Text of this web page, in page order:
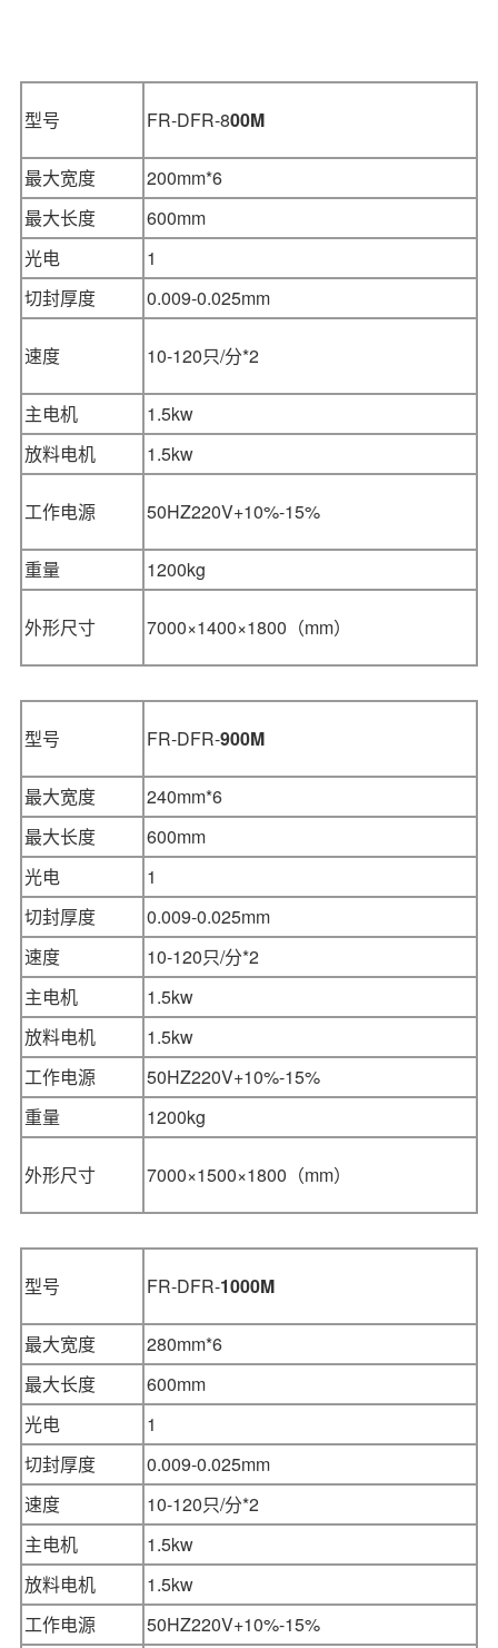
型号 FR-DFR-800M
最大宽度
200mm*6
最大长度
600mm
光电
1
切封厚度
0.009-0.025mm
速度 10-120只/分*2
主电机
1.5kw
放料电机
1.5kw
工作电源 50HZ220V+10%-15%
重量 1200kg
外形尺寸 7000×1400×1800 （mm）
型号 FR-DFR-900M
最大宽度
240mm*6
最大长度
600mm
光电
1
切封厚度
0.009-0.025mm
速度
10-120只/分*2
主电机
1.5kw
放料电机
1.5kw
工作电源
50HZ220V+10%-15%
重量
1200kg
外形尺寸 7000×1500×1800 （mm）
型号 FR-DFR-1000M
最大宽度
280mm*6
最大长度
600mm
光电
1
切封厚度
0.009-0.025mm
速度
10-120只/分*2
主电机
1.5kw
放料电机
1.5kw
工作电源
50HZ220V+10%-15%